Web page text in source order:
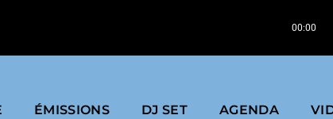
Kalla & Le Super Mojo Pat Kalla,
00:00
ÉMISSIONS DJ SET AGENDA